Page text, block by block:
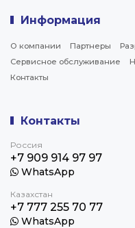
Информация
О компании Партнеры
Сервисное обслуживание
Контакты
Контакты
Россия
+7 909 914 97 97
WhatsApp
Казахстан
+7 777 255 70 77
WhatsApp